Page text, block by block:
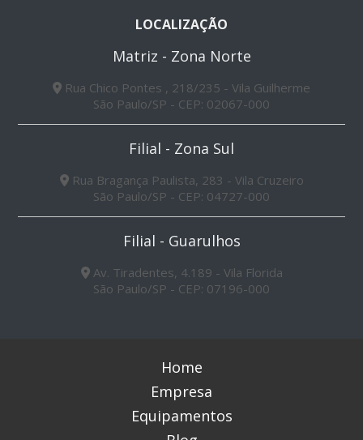
LOCALIZAÇÃO
Matriz - Zona Norte
Rua Chico Pontes , 218/235 - Vila Guilherme
São Paulo/SP - CEP: 02067-000
Filial - Zona Sul
Rua Bragança Paulista, 283 - Vila Cruzeiro
São Paulo/SP - CEP: 04727-000
Filial - Guarulhos
Av. Tiradentes, 4.189 - Vila Florida
São Paulo/SP - CEP: 07196-000
Home
Empresa
Equipamentos